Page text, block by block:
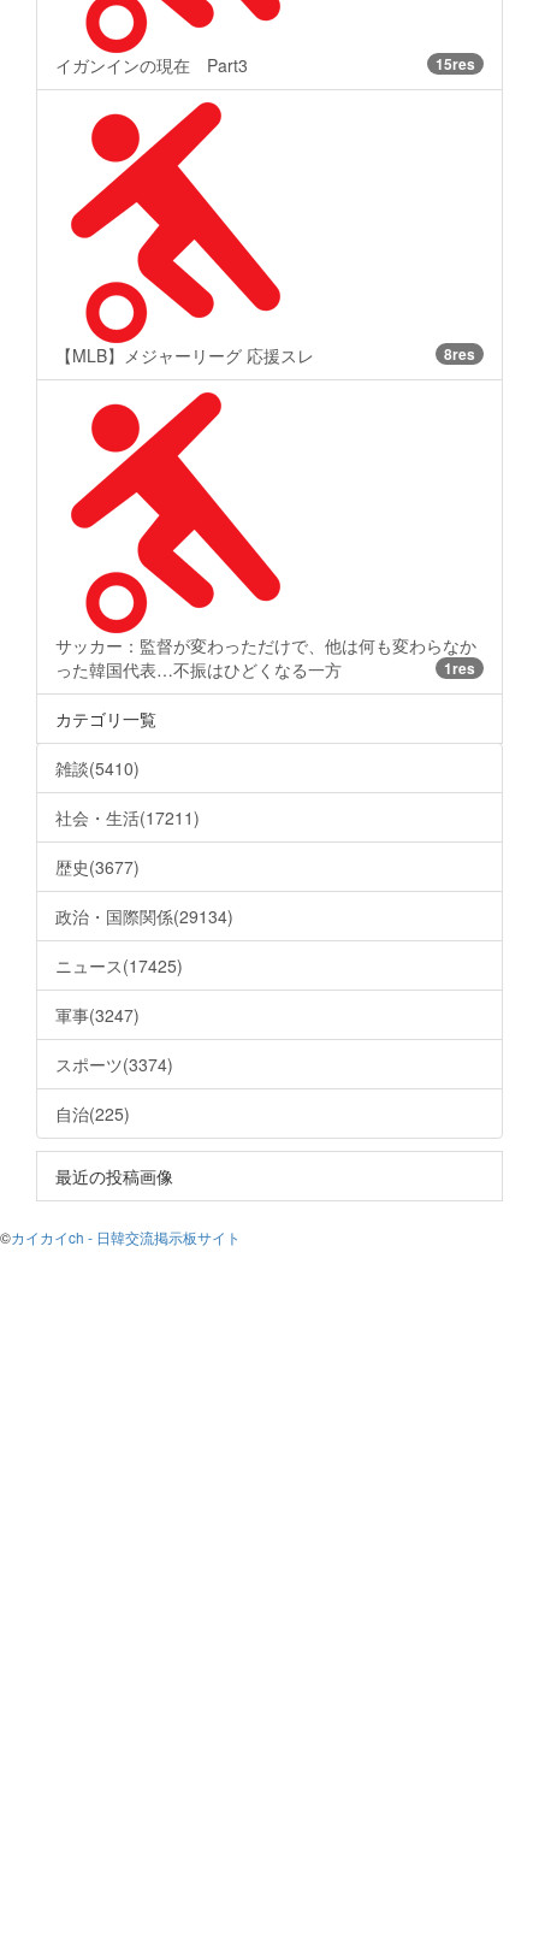
イガンインの現在 Part3 15res
【MLB】メジャーリーグ 応援スレ 8res
サッカー：監督が変わっただけで、他は何も変わらなか
った韓国代表…不振はひどくなる一方
1res
カテゴリ一覧
雑談(5410)
社会・生活(17211)
歴史(3677)
政治・国際関係(29134)
ニュース(17425)
軍事(3247)
スポーツ(3374)
自治(225)
最近の投稿画像
©カイカイch - 日韓交流掲示板サイト